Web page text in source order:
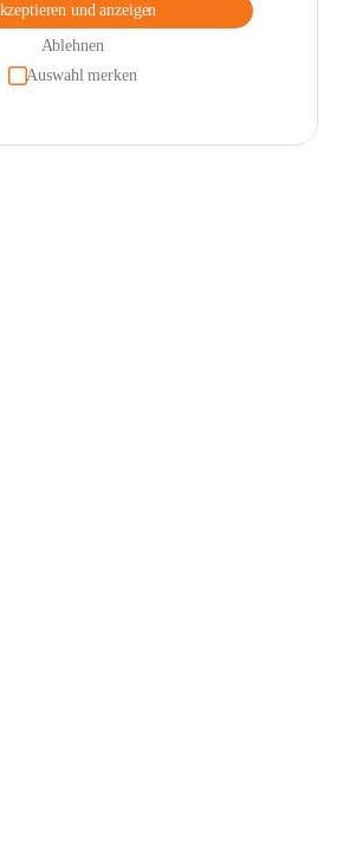
und anzeigen
Ablehnen
Auswahl merken